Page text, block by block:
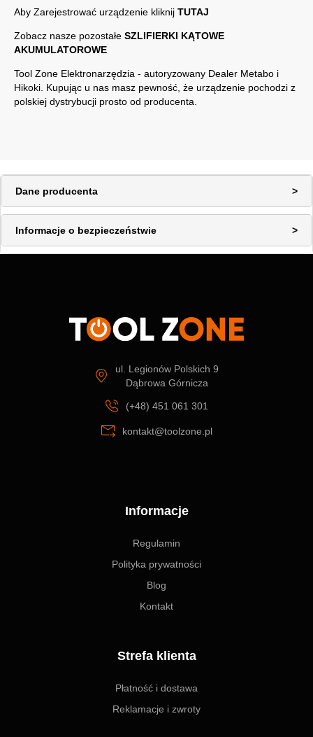
Aby Zarejestrować urządzenie kliknij TUTAJ
Zobacz nasze pozostałe SZLIFIERKI KĄTOWE
AKUMULATOROWE
Tool Zone Elektronarzędzia - autoryzowany Dealer Metabo i
Hikoki. Kupując u nas masz pewność, że urządzenie pochodzi z
polskiej dystrybucji prosto od producenta.
Dane producenta
Informacje o bezpieczeństwie
ul. Legionów Polskich 9
Dąbrowa Górnicza
(+48) 451 061 301
kontakt@toolzone.pl
Informacje
Regulamin
Polityka prywatności
Blog
Kontakt
Strefa klienta
Płatność i dostawa
Reklamacje i zwroty